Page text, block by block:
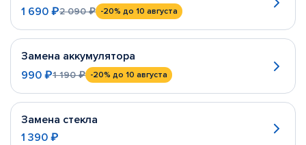
1 690 ₽2 090 ₽ -20% до 10 августа
Замена аккумулятора
990 ₽1 190 ₽ -20% до 10 августа
Замена стекла
1 390 ₽